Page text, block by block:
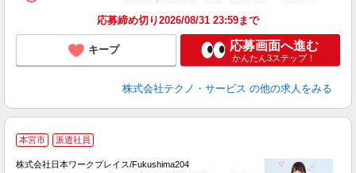
応募締め切り2026/08/31 23:59まで
キープ 応募画面へ進む
かんたん3ステップ！
株式会社テクノ・サービス の他の求人をみる
本宮市 派遣社員
株式会社日本ワークプレイス/Fukushima204